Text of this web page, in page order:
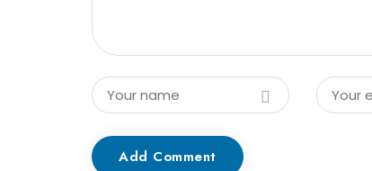
Add Comment